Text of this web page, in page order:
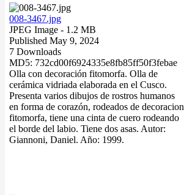
008-3467.jpg
JPEG Image - 1.2 MB
Published May 9, 2024
7 Downloads
MD5: 732cd00f6924335e8fb85ff50f3febae
Olla con decoración fitomorfa. Olla de
cerámica vidriada elaborada en el Cusco.
Presenta varios dibujos de rostros humanos
en forma de corazón, rodeados de decoracion
fitomorfa, tiene una cinta de cuero rodeando
el borde del labio. Tiene dos asas. Autor:
Giannoni, Daniel. Año: 1999.